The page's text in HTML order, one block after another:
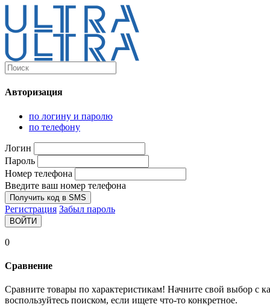
Каталог
Компьютеры и комплектующие
Персональные компьютеры
Моноблоки
Мониторы
Комплектующие
Socket-2066
Socket-775
Авторизация
по логину и паролю
по телефону
Логин
Пароль
Номер телефона
Введите ваш номер телефона
Получить код в SMS
Регистрация Забыл пароль
ВОЙТИ
0
Сравнение
Сравните товары по характеристикам! Начните свой выбор с
воспользуйтесь поиском, если ищете что-то конкретное.